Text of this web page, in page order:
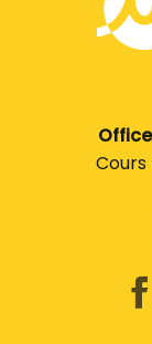
Cours